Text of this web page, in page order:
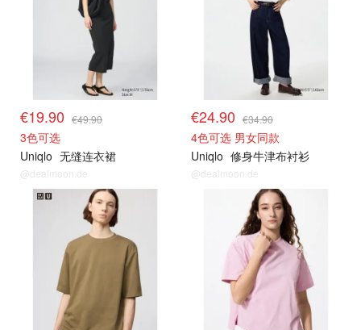
€19.90 €49.90
3色可选
Uniqlo 无缝连衣裙
@dealmoon.de
€24.90 €34.90
4色可选 男女同款
Uniqlo 修身牛津布衬衫
@dealmoon.de
其他精选